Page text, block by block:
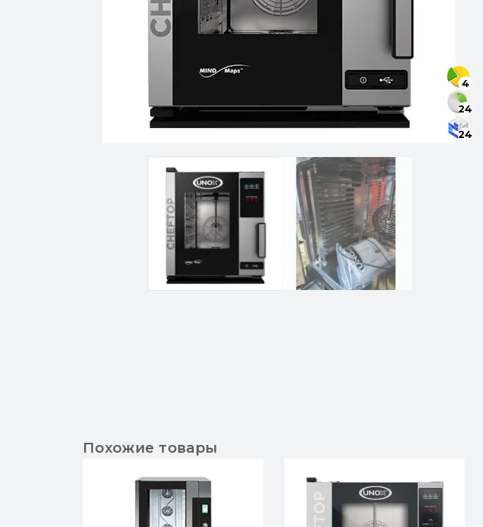
4
24
24
Похожие товары